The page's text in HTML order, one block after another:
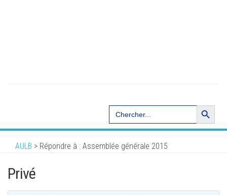
Search
for:
Search Button
AULB > Répondre à : Assemblée générale 2015
Privé